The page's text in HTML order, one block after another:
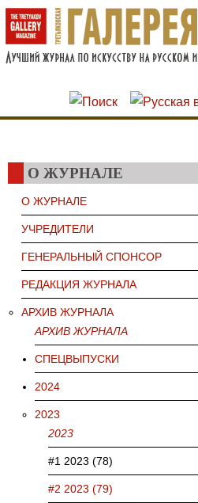
Перейти к основному содержанию
Skip to search
О ЖУРНАЛЕ
О ЖУРНАЛЕ
УЧРЕДИТЕЛИ
ГЕНЕРАЛЬНЫЙ СПОНСОР
РЕДАКЦИЯ ЖУРНАЛА
АРХИВ ЖУРНАЛА
АРХИВ ЖУРНАЛА
СПЕЦВЫПУСКИ
2024
2023
2023
#1 2023 (78)
#2 2023 (79)